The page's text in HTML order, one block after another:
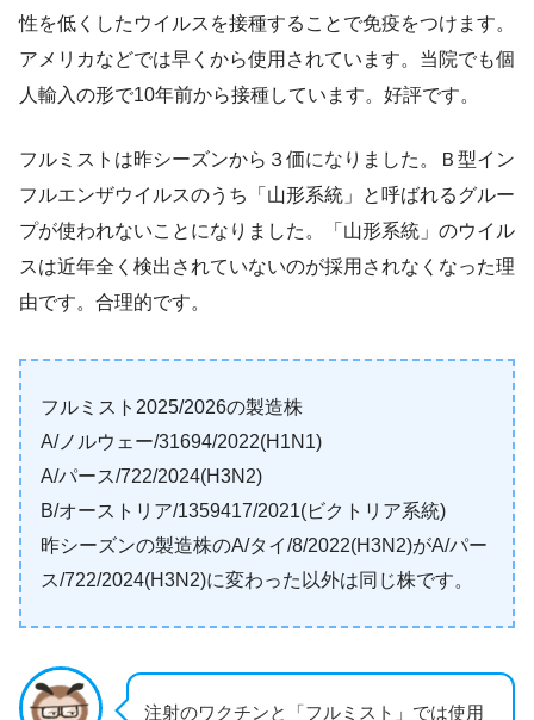
性を低くしたウイルスを接種することで免疫をつけます。
アメリカなどでは早くから使用されています。当院でも個
人輸入の形で10年前から接種しています。好評です。
フルミストは昨シーズンから３価になりました。Ｂ型イン
フルエンザウイルスのうち「山形系統」と呼ばれるグルー
プが使われないことになりました。「山形系統」のウイル
スは近年全く検出されていないのが採用されなくなった理
由です。合理的です。
フルミスト2025/2026の製造株
A/ノルウェー/31694/2022(H1N1)
A/パース/722/2024(H3N2)
B/オーストリア/1359417/2021(ビクトリア系統)
昨シーズンの製造株のA/タイ/8/2022(H3N2)がA/パー
ス/722/2024(H3N2)に変わった以外は同じ株です。
注射のワクチンと「フルミスト」では使用